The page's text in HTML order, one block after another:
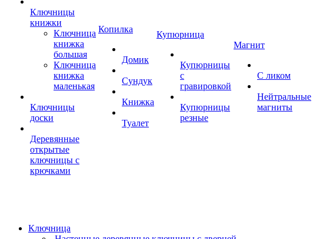
Ключницы
книжки
Ключница
книжка
большая
Ключница
книжка
маленькая
Ключницы
доски
Деревянные
открытые
ключницы с
крючками
Копилка
Домик
Сундук
Книжка
Туалет
Купюрница
Купюрницы
с
гравировкой
Купюрницы
резные
Магнит
С ликом
Нейтральные
магниты
Ключница